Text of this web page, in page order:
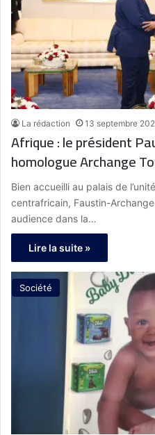
La rédaction 13 septembre
Afrique : le président
homologue Archange
Bien accueilli au palais de
centrafricain, Faustin-
audience dans la…
Lire la suite »
Société